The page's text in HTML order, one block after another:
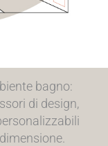
bagno:
di design,